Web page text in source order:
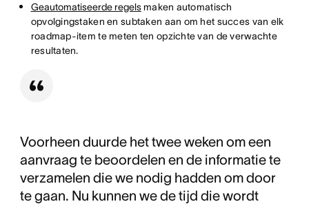
Geautomatiseerde regelsmaken automatisch
opvolgingstaken en subtaken aan om het succes van elk
roadmap-item te meten ten opzichte van de verwachte
resultaten.
Voorheen duurde het twee weken om een
aanvraag te beoordelen en de informatie te
verzamelen die we nodig hadden om door
te gaan. Nu kunnen we de tijd die wordt